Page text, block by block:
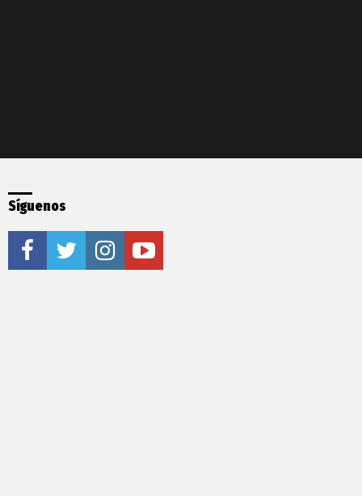
Síguenos
facebooktwitter instagramyoutube